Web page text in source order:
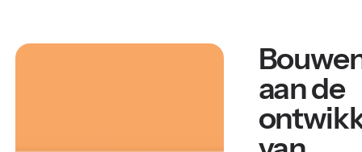
aan de